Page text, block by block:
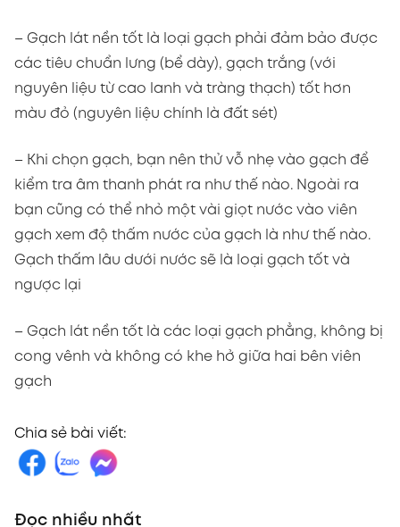
– Gạch lát nền tốt là loại gạch phải đảm bảo được
các tiêu chuẩn lưng (bể dày), gạch trắng (với
nguyên liệu từ cao lanh và tràng thạch) tốt hơn
màu đỏ (nguyên liệu chính là đất sét)
– Khi chọn gạch, bạn nên thử vỗ nhẹ vào gạch để
kiểm tra âm thanh phát ra như thế nào. Ngoài ra
bạn cũng có thể nhỏ một vài giọt nước vào viên
gạch xem độ thấm nước của gạch là như thế nào.
Gạch thấm lâu dưới nước sẽ là loại gạch tốt và
ngược lại
– Gạch lát nền tốt là các loại gạch phẳng, không bị
cong vênh và không có khe hở giữa hai bên viên
gạch
Chia sẻ bài viết:
Đọc nhiều nhất